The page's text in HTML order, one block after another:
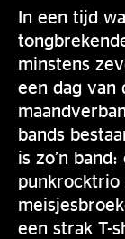
In een tijd
minstens
een dag van
bands
is zo’n
een strak T-